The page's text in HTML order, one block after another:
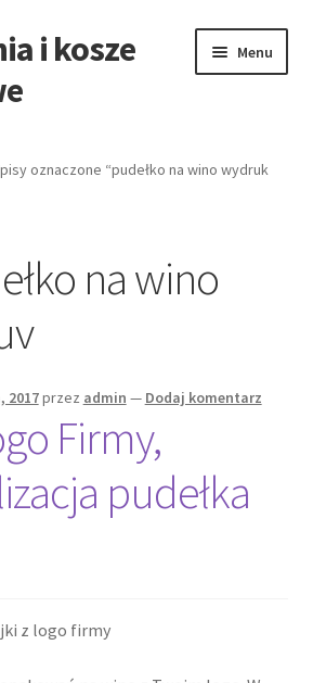
i kosze
Menu
oznaczone “pudełko na wino wydruk
na wino
2017przez admin — Dodaj komentarz
Firmy,
pudełka